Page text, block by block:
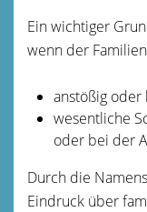
Ein wichtiger
wenn der
anstößig
wesentliche
oder bei der
Durch die
Eindruck über